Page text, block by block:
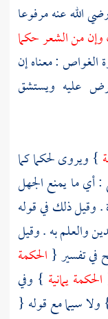
الله عنه مرفوعا
من الشعر حكما
الغواص : معناه إن
عليه ويستشق
} ويروى لحكما كما
: أي ما يمنع الجهل
. وقيل ذلك في قوله
والعلم به . وقيل
في تفسير { الحكمة
الحكمة يمانية } وفي
سيما مع قوله {